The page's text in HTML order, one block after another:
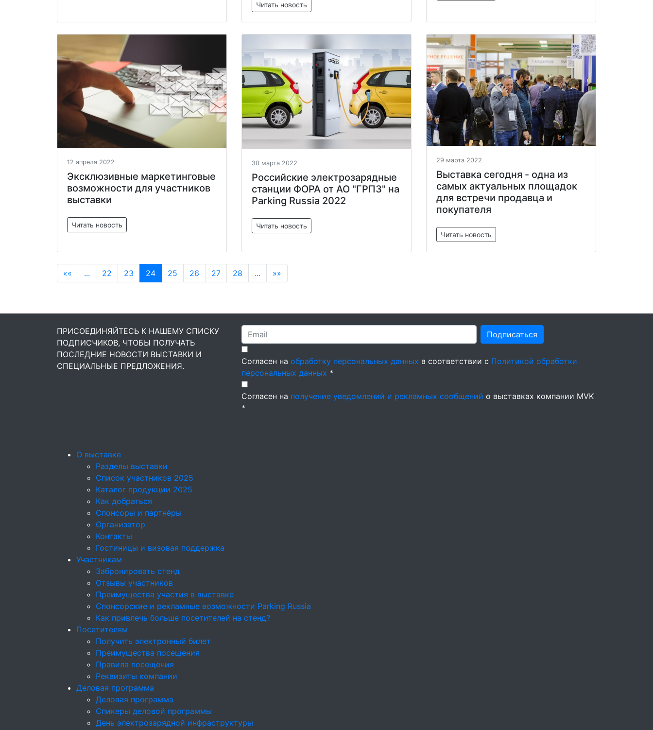
Читать новость
12 апреля 2022
Эксклюзивные маркетинговые
возможности для участников
выставки
Читать новость
30 марта 2022
Российские электрозарядные
станции ФОРА от АО "ГРПЗ" на
Parking Russia 2022
Читать новость
29 марта 2022
Выставка сегодня - одна из
самых актуальных площадок
для встречи продавца и
покупателя
Читать новость
«« ... 22 23 24 25 26 27 28 ... »»
ПРИСОЕДИНЯЙТЕСЬ К НАШЕМУ СПИСКУ
ПОДПИСЧИКОВ, ЧТОБЫ ПОЛУЧАТЬ
ПОСЛЕДНИЕ НОВОСТИ ВЫСТАВКИ И
СПЕЦИАЛЬНЫЕ ПРЕДЛОЖЕНИЯ.
Подписаться
Согласен на обработку персональных данных в соответствии с Политикой обработки
персональных данных *
Согласен на получение уведомлений и рекламных сообщений о выставках компании MVK
*
О выставке
Разделы выставки
Список участников 2025
Каталог продукции 2025
Как добраться
Спонсоры и партнёры
Организатор
Контакты
Гостиницы и визовая поддержка
Участникам
Забронировать стенд
Отзывы участников
Преимущества участия в выставке
Спонсорские и рекламные возможности Parking Russia
Как привлечь больше посетителей на стенд?
Посетителям
Получить электронный билет
Преимущества посещения
Правила посещения
Реквизиты компании
Деловая программа
Деловая программа
Спикеры деловой программы
День электрозарядной инфраструктуры